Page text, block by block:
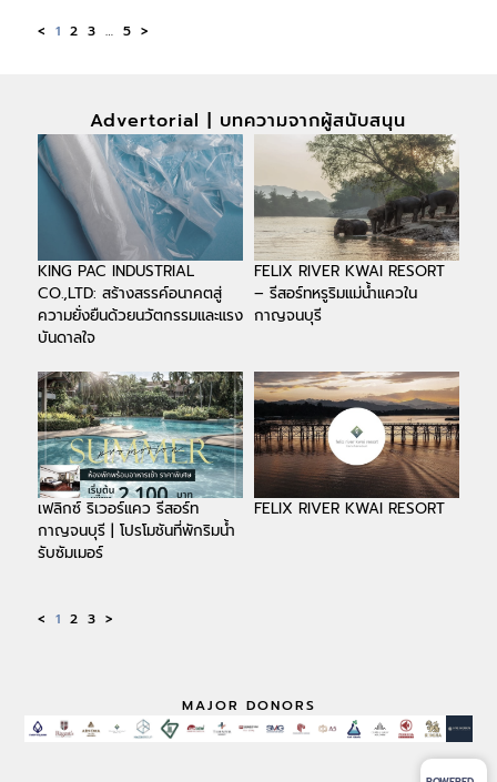
< 1 2 3 … 5 >
Advertorial | บทความจากผู้สนับสนุน
KING PAC INDUSTRIAL
CO.,LTD: สร้างสรรค์อนาคตสู่
ความยั่งยืนด้วยนวัตกรรมและแรง
บันดาลใจ
FELIX RIVER KWAI RESORT
– รีสอร์ทหรูริมแม่น้ำแควใน
กาญจนบุรี
เฟลิกซ์ ริเวอร์แคว รีสอร์ท
กาญจนบุรี | โปรโมชันที่พักริมน้ำ
รับซัมเมอร์
FELIX RIVER KWAI RESORT
< 1 2 3 >
MAJOR DONORS